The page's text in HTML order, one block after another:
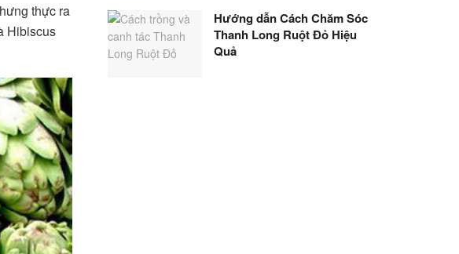
thực ra
Hibiscus
Hướng dẫn Cách Chăm Sóc
Thanh Long Ruột Đỏ Hiệu
Quả